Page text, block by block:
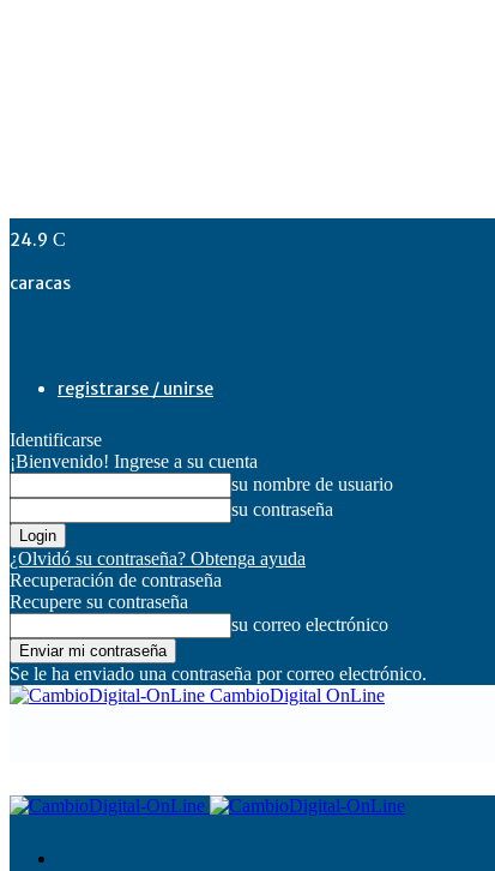
24.9 C
caracas
registrarse / unirse
Identificarse
¡Bienvenido! Ingrese a su cuenta
su nombre de usuario
su contraseña
¿Olvidó su contraseña? Obtenga ayuda
Recuperación de contraseña
Recupere su contraseña
su correo electrónico
Se le ha enviado una contraseña por correo electrónico.
CambioDigital OnLine